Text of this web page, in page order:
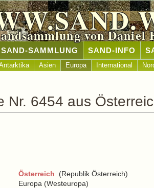
von Daniel
SAND-SAMMLUNG SAND-INFO
Asien Europa International
Nr. 6454 aus
Österreich (Republik Österreich)
Europa (Westeuropa)